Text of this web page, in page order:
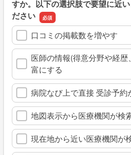
すか。以下の選択肢で要望に近
ださい
口コミの掲載数を増やす
医師の情報(得意分野や経
富にする
病院なび上で直接 受診予約
地図表示から医療機関が検
現在地から近い医療機関が